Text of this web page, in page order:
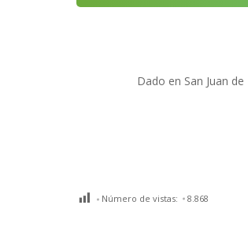
Dado en San Juan
Número de vistas: 8.868